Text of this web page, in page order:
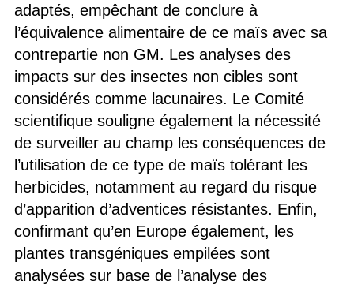
adaptés, empêchant de conclure à
l’équivalence alimentaire de ce maïs avec sa
contrepartie non GM. Les analyses des
impacts sur des insectes non cibles sont
considérés comme lacunaires. Le Comité
scientifique souligne également la nécessité
de surveiller au champ les conséquences de
l’utilisation de ce type de maïs tolérant les
herbicides, notamment au regard du risque
d’apparition d’adventices résistantes. Enfin,
confirmant qu’en Europe également, les
plantes transgéniques empilées sont
analysées sur base de l’analyse des